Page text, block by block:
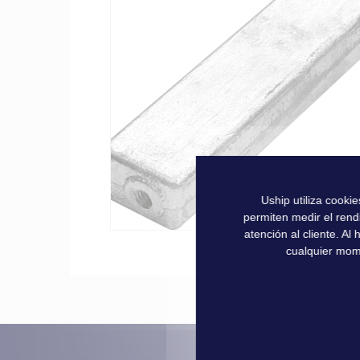
Uship utiliza
permiten medir el
atención al cliente. Al
cualquier